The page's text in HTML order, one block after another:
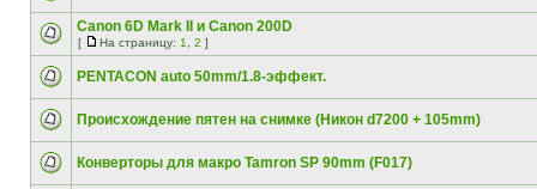
Canon 6D Mark II и Canon 200D
[ На страницу: 1 2 ]
PENTACON auto 50mm/1.8-эффект.
Происхождение пятен на снимке (Никон d7200 + 105mm)
Конверторы для макро Tamron SP 90mm (F017)